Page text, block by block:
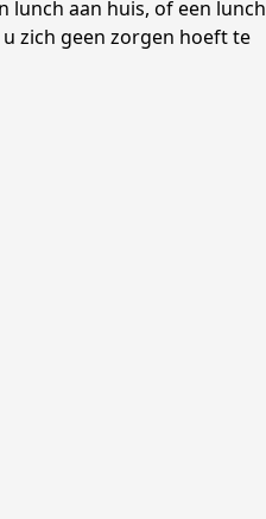
lunch aan huis, of een lunch
zich geen zorgen hoeft te